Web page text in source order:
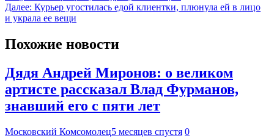
Далее: Курьер угостилась едой клиентки, плюнула ей в лицо
и украла ее вещи
Похожие новости
Дядя Андрей Миронов: о великом
артисте рассказал Влад Фурманов,
знавший его с пяти лет
Московский Комсомолец5 месяцев спустя 0